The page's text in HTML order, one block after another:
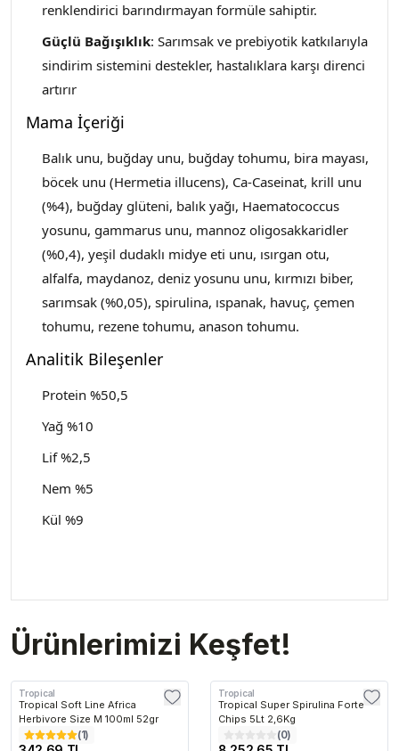
renklendirici barındırmayan formüle sahiptir.
Güçlü Bağışıklık: Sarımsak ve prebiyotik katkılarıyla
sindirim sistemini destekler, hastalıklara karşı direnci
artırır
Mama İçeriği
Balık unu, buğday unu, buğday tohumu, bira mayası,
böcek unu (Hermetia illucens), Ca-Caseinat, krill unu
(%4), buğday glüteni, balık yağı, Haematococcus
yosunu, gammarus unu, mannoz oligosakkaridler
(%0,4), yeşil dudaklı midye eti unu, ısırgan otu,
alfalfa, maydanoz, deniz yosunu unu, kırmızı biber,
sarımsak (%0,05), spirulina, ıspanak, havuç, çemen
tohumu, rezene tohumu, anason tohumu.
Analitik Bileşenler
Protein %50,5
Yağ %10
Lif %2,5
Nem %5
Kül %9
Ürünlerimizi Keşfet!
Tropical
Tropical Soft Line Africa
Herbivore Size M 100ml 52gr
(1)
Tropical
Tropical Super Spirulina Forte
Chips 5Lt 2,6Kg
(0)